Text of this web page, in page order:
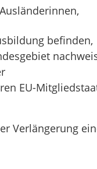
befinden,
EU-
Verlängerung